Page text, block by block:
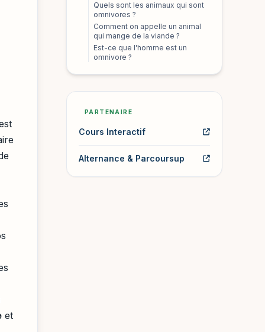
et
Quels sont les animaux qui sont
omnivores ?
Comment on appelle un animal
qui mange de la viande ?
Est-ce que l'homme est un
omnivore ?
PARTENAIRE
Cours Interactif
Alternance & Parcoursup